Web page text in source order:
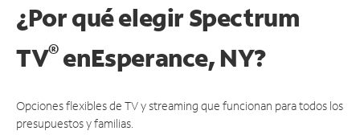
¿Por qué elegir Spectrum
TV®enEsperance, NY?
Opciones flexibles de TV y streaming que funcionan para todos los
presupuestos y familias.